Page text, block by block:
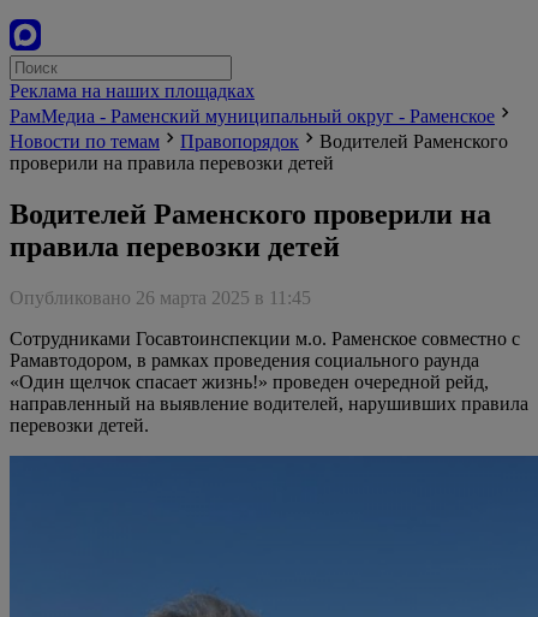
Реклама на наших площадках
РамМедиа - Раменский муниципальный округ - Раменское
Новости по темам
Правопорядок
Водителей Раменского
проверили на правила перевозки детей
Водителей Раменского проверили на
правила перевозки детей
Опубликовано 26 марта 2025 в 11:45
Сотрудниками Госавтоинспекции м.о. Раменское совместно с
Рамавтодором, в рамках проведения социального раунда
«Один щелчок спасает жизнь!» проведен очередной рейд,
направленный на выявление водителей, нарушивших правила
перевозки детей.